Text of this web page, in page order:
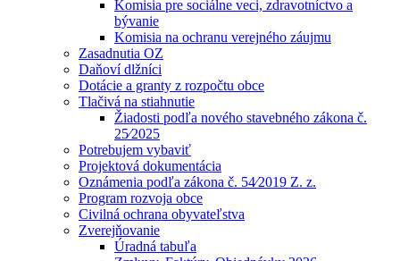
Komisia pre sociálne veci, zdravotníctvo a
bývanie
Komisia na ochranu verejného záujmu
Zasadnutia OZ
Daňoví dlžníci
Dotácie a granty z rozpočtu obce
Tlačivá na stiahnutie
Žiadosti podľa nového stavebného zákona č.
25⁄2025
Potrebujem vybaviť
Projektová dokumentácia
Oznámenia podľa zákona č. 54⁄2019 Z. z.
Program rozvoja obce
Civilná ochrana obyvateľstva
Zverejňovanie
Úradná tabuľa